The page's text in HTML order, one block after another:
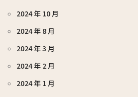
2024 年 10 月
2024 年 8 月
2024 年 3 月
2024 年 2 月
2024 年 1 月